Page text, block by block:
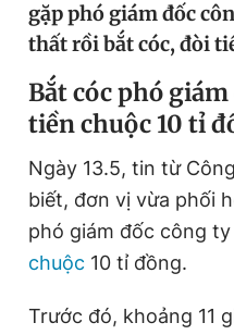
Video
Sản phẩm khác
Tiện ích
Thông tin tòa soạn
gặp phó giám đốc
thất rồi bắt cóc, đòi
Bắt cóc phó
tiền chuộc 10 tỉ
Ngày 13.5, tin từ
biết, đơn vị vừa phối
phó giám đốc công
chuộc 10 tỉ đồng.
Trước đó, khoảng 11